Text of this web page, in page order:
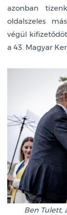
azonban
oldalszeles
végül
a 43. Magyar
Ben Tulett,